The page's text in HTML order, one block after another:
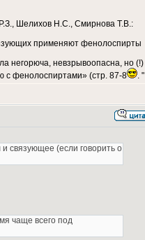
Р.З., Шелихов Н.С., Смирнова Т.В.:
применяют фенолоспирты
негорюча, невзрывоопасна, но (!)
с фенолоспиртами» (стр. 87-8
. "
связующее (если говорить о
чаще всего под